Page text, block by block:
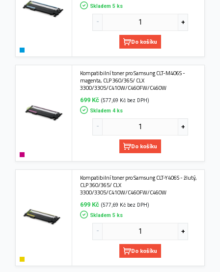
Skladem 5 ks
Do košíku
Kompatibilní toner pro Samsung CLT-M406S -
magenta, CLP 360/365/ CLX
3300/3305/C410W/C460FW/C460W
699 Kč (577,69 Kč bez DPH)
Skladem 4 ks
Do košíku
Kompatibilní toner pro Samsung CLT-Y406S - žlutý,
CLP 360/365/ CLX
3300/3305/C410W/C460FW/C460W
699 Kč (577,69 Kč bez DPH)
Skladem 5 ks
Do košíku